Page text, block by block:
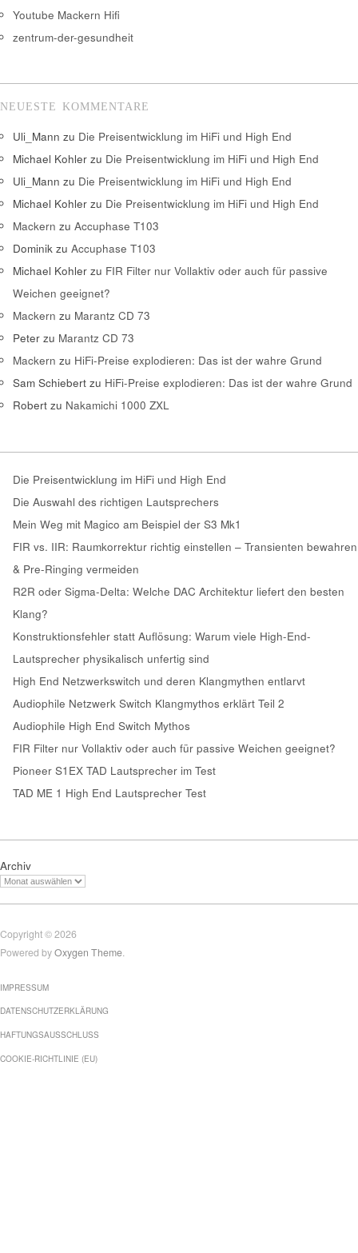
Youtube Mackern Hifi
zentrum-der-gesundheit
NEUESTE KOMMENTARE
Uli_Mann zu Die Preisentwicklung im HiFi und High End
Michael Kohler zu Die Preisentwicklung im HiFi und High End
Uli_Mann zu Die Preisentwicklung im HiFi und High End
Michael Kohler zu Die Preisentwicklung im HiFi und High End
Mackern zu Accuphase T103
Dominik zu Accuphase T103
Michael Kohler zu FIR Filter nur Vollaktiv oder auch für passive
Weichen geeignet?
Mackern zu Marantz CD 73
Peter zu Marantz CD 73
Mackern zu HiFi-Preise explodieren: Das ist der wahre Grund
Sam Schiebert zu HiFi-Preise explodieren: Das ist der wahre Grund
Robert zu Nakamichi 1000 ZXL
Die Preisentwicklung im HiFi und High End
Die Auswahl des richtigen Lautsprechers
Mein Weg mit Magico am Beispiel der S3 Mk1
FIR vs. IIR: Raumkorrektur richtig einstellen – Transienten bewahren
& Pre-Ringing vermeiden
R2R oder Sigma-Delta: Welche DAC Architektur liefert den besten
Klang?
Konstruktionsfehler statt Auflösung: Warum viele High-End-
Lautsprecher physikalisch unfertig sind
High End Netzwerkswitch und deren Klangmythen entlarvt
Audiophile Netzwerk Switch Klangmythos erklärt Teil 2
Audiophile High End Switch Mythos
FIR Filter nur Vollaktiv oder auch für passive Weichen geeignet?
Pioneer S1EX TAD Lautsprecher im Test
TAD ME 1 High End Lautsprecher Test
Archiv
Copyright © 2026
Powered byOxygen Theme
IMPRESSUM
DATENSCHUTZERKLÄRUNG
HAFTUNGSAUSSCHLUSS
COOKIE-RICHTLINIE (EU)